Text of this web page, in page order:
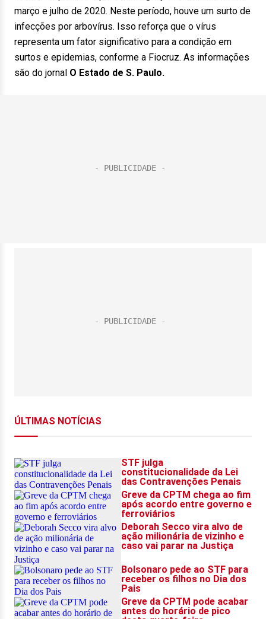
março e julho de 2020. Neste período, houve um surto de
infecções por arbovírus. Isso reforça que o vírus
representa um fator significativo para a condição em
surtos e epidemias, conforme a Fiocruz. As informações
são do jornal O Estado de S. Paulo.